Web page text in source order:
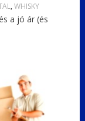
, WHISKY
a jó ár (és